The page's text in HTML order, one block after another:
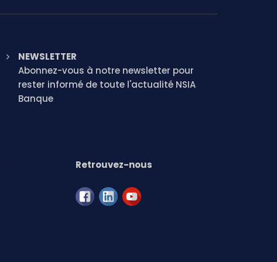
NEWSLETTER
Abonnez-vous à notre newsletter pour
rester informé de toute l'actualité NSIA
Banque
Retrouvez-nous